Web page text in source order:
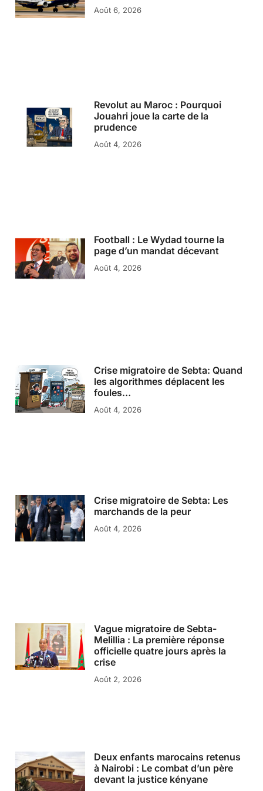
Août 6, 2026
Revolut au Maroc : Pourquoi
Jouahri joue la carte de la
prudence
Août 4, 2026
Football : Le Wydad tourne la
page d’un mandat décevant
Août 4, 2026
Crise migratoire de Sebta: Quand
les algorithmes déplacent les
foules…
Août 4, 2026
Crise migratoire de Sebta: Les
marchands de la peur
Août 4, 2026
Vague migratoire de Sebta-
Melillia : La première réponse
officielle quatre jours après la
crise
Août 2, 2026
Deux enfants marocains retenus
à Nairobi : Le combat d’un père
devant la justice kényane